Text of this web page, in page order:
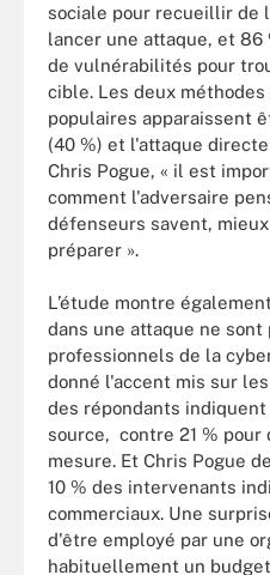
sociale pour recueillir de
lancer une attaque, et 86
de vulnérabilités pour
cible. Les deux
populaires apparaissent
(40 %) et l'attaque
Chris Pogue, « il est
comment l'adversaire
défenseurs savent,
préparer ».
L’étude montre
dans une attaque ne
professionnels de la
donné l'accent mis sur
des répondants
source, contre 21 %
mesure. Et Chris Pogue
10 % des intervenants
commerciaux. Une
d'être employé par une
habituellement un